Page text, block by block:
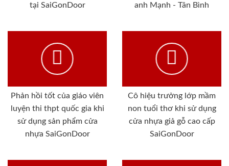
tại SaiGonDoor
anh Mạnh - Tân Bình
Phản hồi tốt của giáo viên
luyện thi thpt quốc gia khi
sử dụng sản phẩm cửa
nhựa SaiGonDoor
Cô hiệu trưởng lớp mầm
non tuổi thơ khi sử dụng
cửa nhựa giả gỗ cao cấp
SaiGonDoor